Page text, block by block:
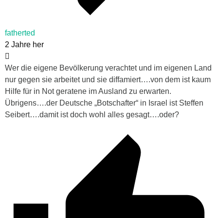
fatherted
2 Jahre her
Wer die eigene Bevölkerung verachtet und im eigenen Land
nur gegen sie arbeitet und sie diffamiert….von dem ist kaum
Hilfe für in Not geratene im Ausland zu erwarten.
Übrigens….der Deutsche „Botschafter“ in Israel ist Steffen
Seibert….damit ist doch wohl alles gesagt….oder?